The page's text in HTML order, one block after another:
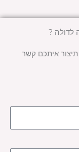
לדולה ?
תיצור איתכם קשר